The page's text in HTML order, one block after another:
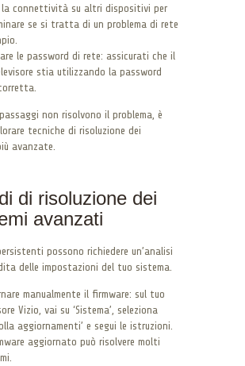
la connettività su altri dispositivi per
se si tratta di un problema di rete
le password di rete: assicurati che il
stia utilizzando la password
non risolvono il problema, è
tecniche di risoluzione dei
avanzate.
di risoluzione dei
avanzati
possono richiedere un’analisi
delle impostazioni del tuo sistema.
manualmente il firmware: sul tuo
Vizio, vai su ‘Sistema’, seleziona
aggiornamenti’ e segui le istruzioni.
aggiornato può risolvere molti